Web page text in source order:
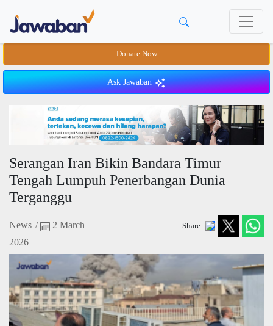
Donate Now
Ask Jawaban
Serangan Iran Bikin Bandara Timur
Tengah Lumpuh Penerbangan Dunia
Terganggu
News /
2 March
2026
Share: